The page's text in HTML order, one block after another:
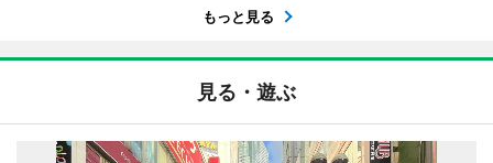
もっと見る
見る・遊ぶ